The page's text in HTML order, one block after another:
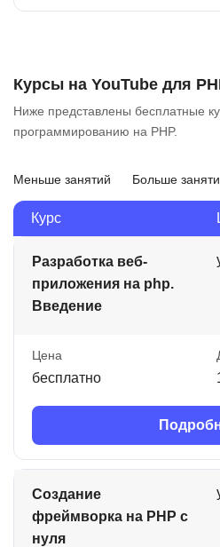
Курсы на YouTube для
Ниже представлены бесплатные
программированию на PHP.
Меньше занятий Больше
Курс
Разработка веб-
приложения на php.
Введение
Цена
бесплатно
Создание
фреймворка на PHP с
нуля